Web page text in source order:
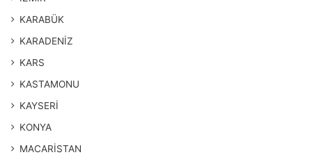
KARABÜK
KARADENİZ
KARS
KASTAMONU
KAYSERİ
KONYA
MACARİSTAN